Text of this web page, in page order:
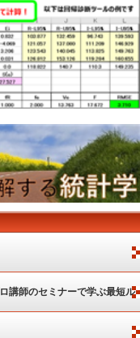
講師のセミナーで学ぶ最短ル